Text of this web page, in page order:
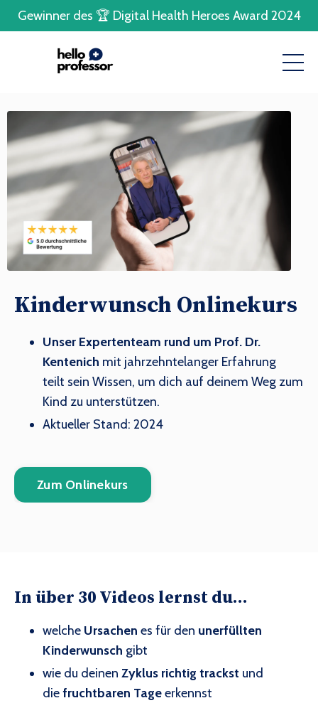
Gewinner des 🏆 Digital Health Heroes Award 2024
Kinderwunsch Onlinekurs
Unser Expertenteam rund um Prof. Dr.
Kentenich mit jahrzehntelanger Erfahrung
teilt sein Wissen, um dich auf deinem Weg zum
Kind zu unterstützen.
Aktueller Stand: 2024
Zum Onlinekurs
In über 30 Videos lernst du...
welche Ursachen es für den unerfüllten
Kinderwunsch gibt
wie du deinen Zyklus richtig trackst und
diefruchtbaren Tageerkennst